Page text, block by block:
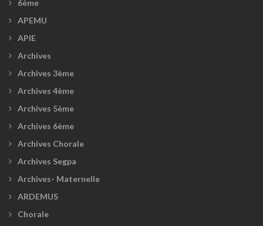
6ème
APEMU
APIE
Archives
Archives 3ème
Archives 4ème
Archives 5ème
Archives 6ème
Archives Chorale
Archives Segpa
Archives- Maternelle
ARDEMUS
Chorale